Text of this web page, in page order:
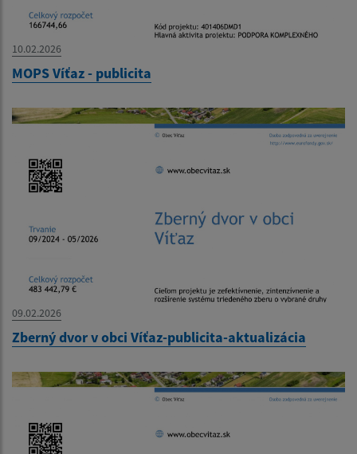
10.02.2026
MOPS Víťaz - publicita
09.02.2026
Zberný dvor v obci Víťaz-publicita-aktualizácia